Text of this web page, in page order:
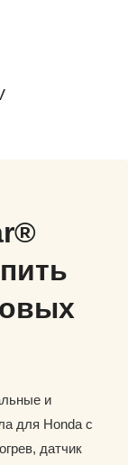
и
для Honda с
датчик